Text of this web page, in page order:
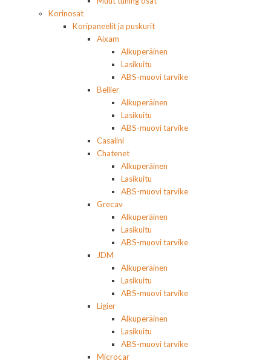
Korinosat
Koripaneelit ja puskurit
Aixam
Alkuperäinen
Lasikuitu
ABS-muovi tarvike
Bellier
Alkuperäinen
Lasikuitu
ABS-muovi tarvike
Casalini
Chatenet
Alkuperäinen
Lasikuitu
ABS-muovi tarvike
Grecav
Alkuperäinen
Lasikuitu
ABS-muovi tarvike
JDM
Alkuperäinen
Lasikuitu
ABS-muovi tarvike
Ligier
Alkuperäinen
Lasikuitu
ABS-muovi tarvike
Microcar